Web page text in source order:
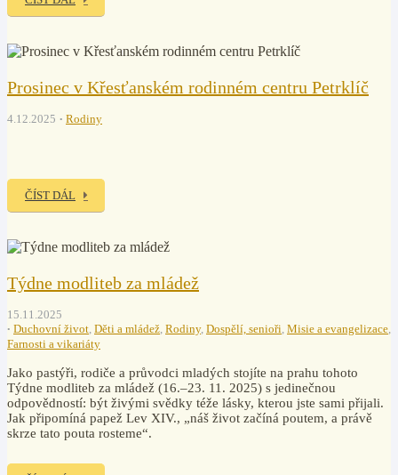
Prosinec v Křesťanském rodinném centru Petrklíč
4.12.2025 Rodiny
ČÍST DÁL
Týdne modliteb za mládež
15.11.2025
Duchovní život, Děti a mládež, Rodiny, Dospělí, senioři, Misie a evangelizace,
Farnosti a vikariáty
Jako pastýři, rodiče a průvodci mladých stojíte na prahu tohoto
Týdne modliteb za mládež (16.–23. 11. 2025) s jedinečnou
odpovědností: být živými svědky téže lásky, kterou jste sami přijali.
Jak připomíná papež Lev XIV., „náš život začíná poutem, a právě
skrze tato pouta rosteme“.